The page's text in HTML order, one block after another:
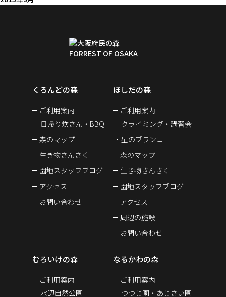
くろんどの森
ご利用案内
日帰り炊さん・BBQ
森のマップ
生き物さんさく
園地スタッフブログ
アクセス
お問い合わせ
ほしだの森
ご利用案内
クライミング・講習会
星のブランコ
森のマップ
生き物さんさく
園地スタッフブログ
アクセス
周辺の施設
お問い合わせ
むろいけの森
ご利用案内
水辺自然公園
なるかわの森
ご利用案内
つつじ園・あじさい園